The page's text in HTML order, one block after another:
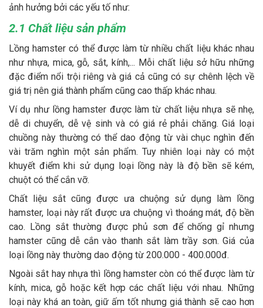
ảnh hưởng bởi các yếu tố như:
2.1 Chất liệu sản phẩm
Lồng hamster có thể được làm từ nhiều chất liệu khác nhau
như nhựa, mica, gỗ, sắt, kính,... Mỗi chất liệu sở hữu những
đặc điểm nổi trội riêng và giá cả cũng có sự chênh lệch về
giá trị nên giá thành phẩm cũng cao thấp khác nhau.
Ví dụ như lồng hamster được làm từ chất liệu nhựa sẽ nhẹ,
dễ di chuyển, dễ vệ sinh và có giá rẻ phải chăng. Giá loại
chuồng này thường có thể dao động từ vài chục nghìn đến
vài trăm nghìn một sản phẩm. Tuy nhiên loại này có một
khuyết điểm khi sử dụng loại lồng này là độ bền sẽ kém,
chuột có thể cắn vỡ.
Chất liệu sắt cũng được ưa chuộng sử dụng làm lồng
hamster, loại này rất được ưa chuộng vì thoáng mát, độ bền
cao. Lồng sắt thường được phủ sơn để chống gỉ nhưng
hamster cũng dễ cắn vào thanh sắt làm trầy sơn. Giá của
loại lồng này thường dao động từ 200.000 - 400.000đ.
Ngoài sắt hay nhựa thì lồng hamster còn có thể được làm từ
kính, mica, gỗ hoặc kết hợp các chất liệu với nhau. Những
loại này khá an toàn, giữ ấm tốt nhưng giá thành sẽ cao hơn